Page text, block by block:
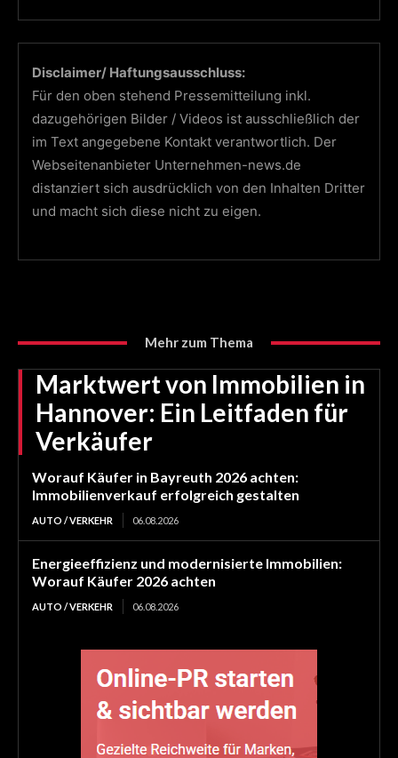
Disclaimer/ Haftungsausschluss:
Für den oben stehend Pressemitteilung inkl.
dazugehörigen Bilder / Videos ist ausschließlich der
im Text angegebene Kontakt verantwortlich. Der
Webseitenanbieter Unternehmen-news.de
distanziert sich ausdrücklich von den Inhalten Dritter
und macht sich diese nicht zu eigen.
Mehr zum Thema
Marktwert von Immobilien in
Hannover: Ein Leitfaden für
Verkäufer
Worauf Käufer in Bayreuth 2026 achten:
Immobilienverkauf erfolgreich gestalten
AUTO / VERKEHR 06.08.2026
Energieeffizienz und modernisierte Immobilien:
Worauf Käufer 2026 achten
AUTO / VERKEHR 06.08.2026